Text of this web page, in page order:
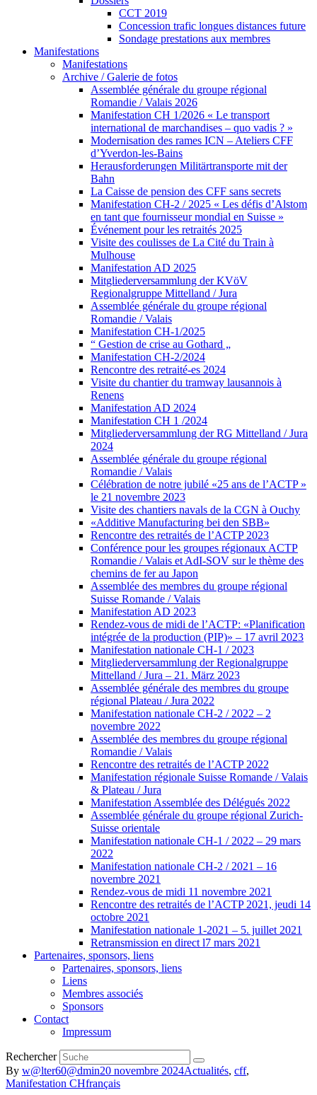
CCT 2019
Concession trafic longues distances future
Sondage prestations aux membres
Manifestations
Manifestations
Archive / Galerie de fotos
Assemblée générale du groupe régional
Romandie / Valais 2026
Manifestation CH 1/2026 « Le transport
international de marchandises – quo vadis ? »
Modernisation des rames ICN – Ateliers CFF
d’Yverdon-les-Bains
Herausforderungen Militärtransporte mit der
Bahn
La Caisse de pension des CFF sans secrets
Manifestation CH-2 / 2025 « Les défis d’Alstom
en tant que fournisseur mondial en Suisse »
Événement pour les retraités 2025
Visite des coulisses de La Cité du Train à
Mulhouse
Manifestation AD 2025
Mitgliederversammlung der KVöV
Regionalgruppe Mittelland / Jura
Assemblée générale du groupe régional
Romandie / Valais
Manifestation CH-1/2025
“ Gestion de crise au Gothard „
Manifestation CH-2/2024
Rencontre des retraité-es 2024
Visite du chantier du tramway lausannois à
Renens
Manifestation AD 2024
Manifestation CH 1 /2024
Mitgliederversammlung der RG Mittelland / Jura
2024
Assemblée générale du groupe régional
Romandie / Valais
Célébration de notre jubilé «25 ans de l’ACTP »
le 21 novembre 2023
Visite des chantiers navals de la CGN à Ouchy
«Additive Manufacturing bei den SBB»
Rencontre des retraités de l’ACTP 2023
Conférence pour les groupes régionaux ACTP
Romandie / Valais et AdI-SOV sur le thème des
chemins de fer au Japon
Assemblée des membres du groupe régional
Suisse Romande / Valais
Manifestation AD 2023
Rendez-vous de midi de l’ACTP: «Planification
intégrée de la production (PIP)» – 17 avril 2023
Manifestation nationale CH-1 / 2023
Mitgliederversammlung der Regionalgruppe
Mittelland / Jura – 21. März 2023
Assemblée générale des membres du groupe
régional Plateau / Jura 2022
Manifestation nationale CH-2 / 2022 – 2
novembre 2022
Assemblée des membres du groupe régional
Romandie / Valais
Rencontre des retraités de l’ACTP 2022
Manifestation régionale Suisse Romande / Valais
& Plateau / Jura
Manifestation Assemblée des Délégués 2022
Assemblée générale du groupe régional Zurich-
Suisse orientale
Manifestation nationale CH-1 / 2022 – 29 mars
2022
Manifestation nationale CH-2 / 2021 – 16
novembre 2021
Rendez-vous de midi 11 novembre 2021
Rencontre des retraités de l’ACTP 2021, jeudi 14
octobre 2021
Manifestation nationale 1-2021 – 5. juillet 2021
Retransmission en direct l7 mars 2021
Partenaires, sponsors, liens
Partenaires, sponsors, liens
Liens
Membres associés
Sponsors
Contact
Impressum
Rechercher
By w@lter60@dmin20 novembre 2024Actualités, cff,
Manifestation CHfrançais